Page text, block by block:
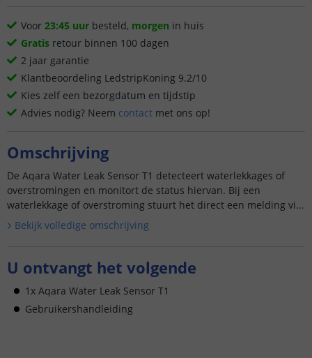
Voor 23:45 uur besteld, morgen in huis
Gratis retour binnen 100 dagen
2 jaar garantie
Klantbeoordeling LedstripKoning 9.2/10
Kies zelf een bezorgdatum en tijdstip
Advies nodig? Neem contact met ons op!
Omschrijving
De Aqara Water Leak Sensor T1 detecteert waterlekkages of
overstromingen en monitort de status hiervan. Bij een
waterlekkage of overstroming stuurt het direct een melding via
de app. Daarnaast werkt het met andere slimme accessoires
om u...
Bekijk volledige omschrijving
U ontvangt het volgende
1x Aqara Water Leak Sensor T1
Gebruikershandleiding